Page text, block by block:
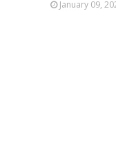
January 09,